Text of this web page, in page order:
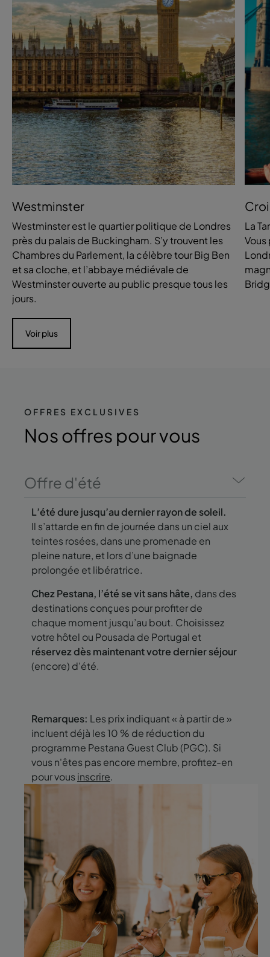
Westminster
Westminster est le quartier politique de Londres
près du palais de Buckingham. S’y trouvent les
Chambres du Parlement, la célèbre tour Big Ben
et sa cloche, et l’abbaye médiévale de
Westminster ouverte au public presque tous les
jours.
Voir plus
La
Vous
OFFRES EXCLUSIVES
Nos offres pour vous
Offre d'été
L’été dure jusqu’au dernier rayon de soleil.
Il s’attarde en fin de journée dans un ciel aux
teintes rosées, dans une promenade en
pleine nature, et lors d’une baignade
prolongée et libératrice.
Chez Pestana, l’été se vit sans hâte, dans des
destinations conçues pour profiter de
chaque moment jusqu’au bout. Choisissez
votre hôtel ou Pousada de Portugal et
réservez dès maintenant votre dernier séjour
(encore) d’été.
Remarques: Les prix indiquant « à partir de »
incluent déjà les 10 % de réduction du
programme Pestana Guest Club (PGC). Si
vous n'êtes pas encore membre, profitez-en
pour vous inscrire.